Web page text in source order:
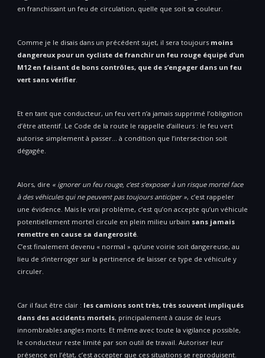
en franchissant un feu de circulation, quelle que soit sa couleur.
Comme je le disais dans un précédent sujet, il sera toujours moins
dangereux pour un cycliste de franchir un feu rouge équipé d’un
M12 en faisant de bons contrôles, que de s’engager dans un feu
vert sans vérifier.
Et en tant que conducteur, un feu vert n’a jamais supprimé l’obligation
d’être attentif. Le Code de la route le rappelle d’ailleurs : le feu vert
autorise simplement à passer… à condition que l’intersection soit
dégagée.
Alors, dire « ignorer un feu rouge, c’est s’exposer à un risque mortel face
à des véhicules qui ne peuvent pas toujours anticiper », c’est rappeler
une évidence. Mais le vrai problème, c’est qu’on accepte qu’un véhicule
potentiellement mortel circule en plein milieu urbain sans jamais
remettre en cause sa dangerosité.
C’est finalement devenu « normal » qu’une voirie soit dangereuse, au
lieu de s’interroger sur la pertinence de laisser ce type de véhicule y
circuler.
Car il faut être clair : les camions sont très, très souvent impliqués
dans des accidents mortels, principalement à cause de leurs
innombrables angles morts. Et même avec toute la vigilance possible,
le conducteur reste limité par son outil de travail. Autoriser leur
présence en l’état, c’est accepter que ces situations se reproduisent.